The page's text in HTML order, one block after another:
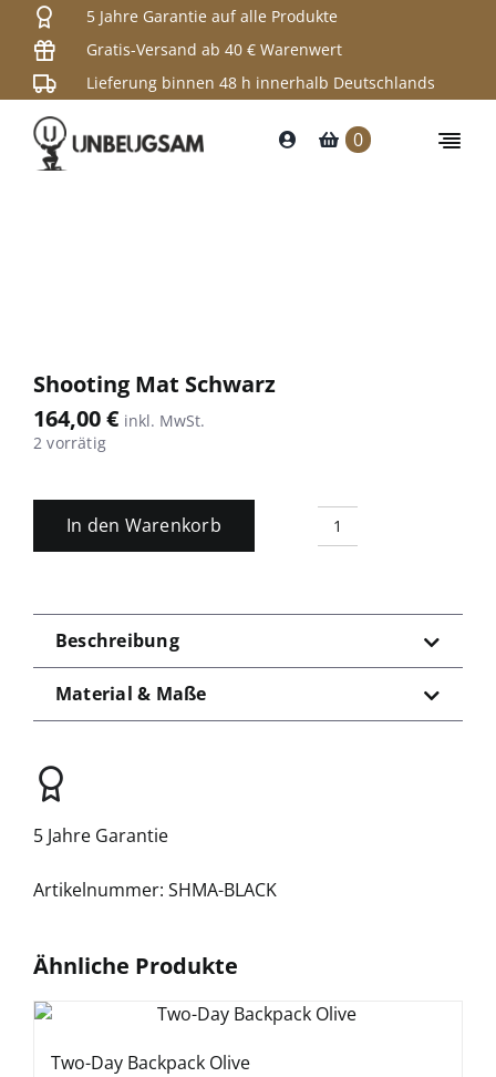
content
5 Jahre Garantie auf alle Produkte
Gratis-Versand ab 40 € Warenwert
Lieferung binnen 48 h innerhalb Deutschlands
0
Shooting Mat Schwarz
164,00€
2 vorrätig
Shooting
In den Warenkorb
Beschreibung
Material & Maße
5 Jahre Garantie
SHMA-BLACK
Ähnliche Produkte
Two-Day Backpack Olive